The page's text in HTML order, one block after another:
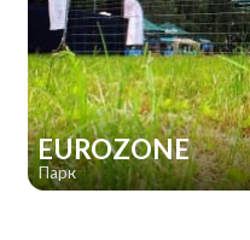
EUROZONE
Парк